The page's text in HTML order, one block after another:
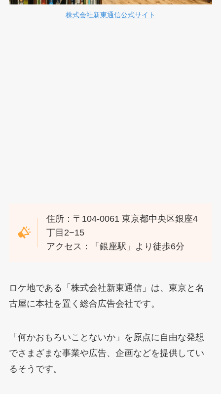
株式会社新東通信公式サイト
住所：〒104-0061 東京都中央区銀座4
丁目2−15
アクセス：「銀座駅」より徒歩6分
ロケ地である「株式会社新東通信」は、東京と名
古屋に本社を置く総合広告会社です。
「何かおもろいことないか」を原点に自由な発想
でさまざまな事業や広告、企画などを提供してい
るそうです。